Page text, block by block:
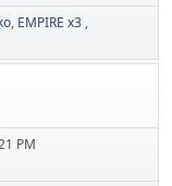
EMPIRE x3
PM